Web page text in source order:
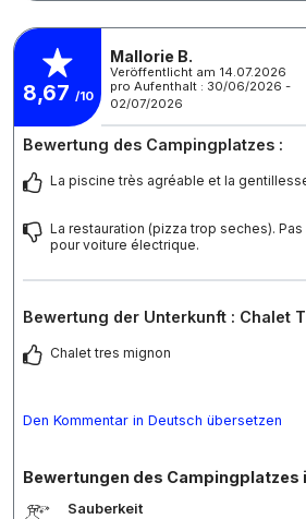
8,67 /10
Mallorie B.
Veröffentlicht am 14.07.2026
pro Aufenthalt : 30/06/2026 -
02/07/2026
Bewertung des Campingplatzes :
La piscine très agréable et la
La restauration (pizza trop seches).
pour voiture électrique.
Bewertung der Unterkunft : Chalet
Chalet tres mignon
Den Kommentar in Deutsch übersetzen
Bewertungen des Campingplatzes
Sauberkeit